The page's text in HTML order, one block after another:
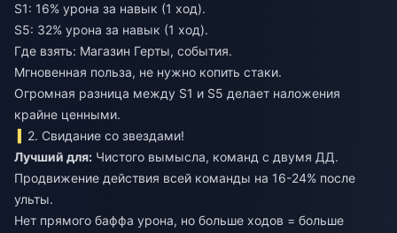
S1: 16% урона за навык (1 ход).
S5: 32% урона за навык (1 ход).
Где взять: Магазин Герты, события.
Мгновенная польза, не нужно копить стаки.
Огромная разница между S1 и S5 делает наложения
крайне ценными.
2. Свидание со звездами!
Лучший для: Чистого вымысла, команд с двумя ДД.
Продвижение действия всей команды на 16-24% после
ульты.
Нет прямого баффа урона, но больше ходов = больше